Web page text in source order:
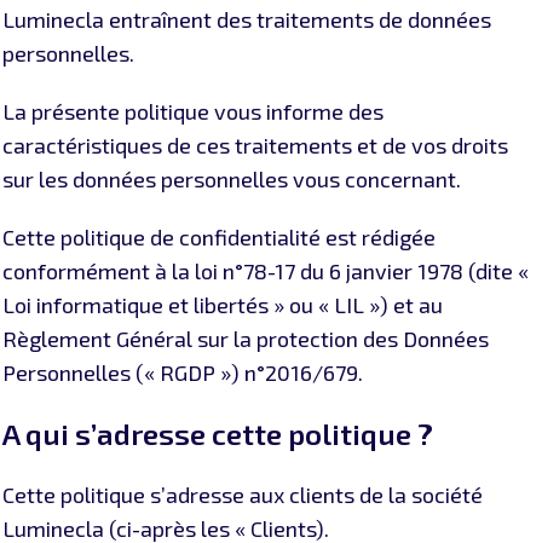
Luminecla entraînent des traitements de données
personnelles.
La présente politique vous informe des
caractéristiques de ces traitements et de vos droits
sur les données personnelles vous concernant.
Cette politique de confidentialité est rédigée
conformément à la loi n°78-17 du 6 janvier 1978 (dite «
Loi informatique et libertés » ou « LIL ») et au
Règlement Général sur la protection des Données
Personnelles (« RGDP ») n°2016/679.
A qui s’adresse cette politique ?
Cette politique s’adresse aux clients de la société
Luminecla (ci-après les « Clients).